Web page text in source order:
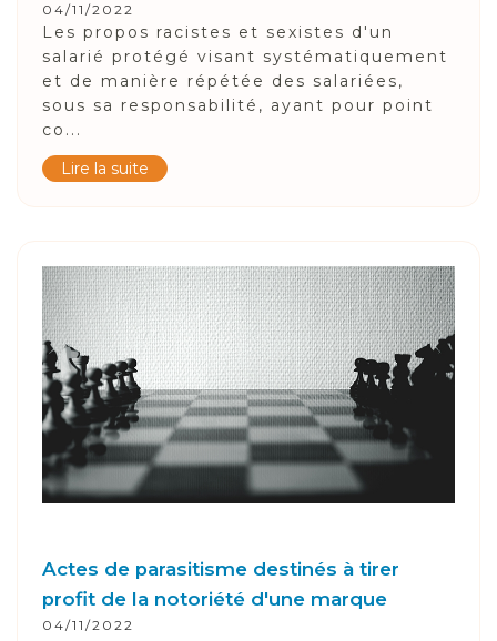
04/11/2022
Les propos racistes et sexistes d'un
salarié protégé visant systématiquement
et de manière répétée des salariées,
sous sa responsabilité, ayant pour point
co...
Lire la suite
Actes de parasitisme destinés à tirer
profit de la notoriété d'une marque
04/11/2022